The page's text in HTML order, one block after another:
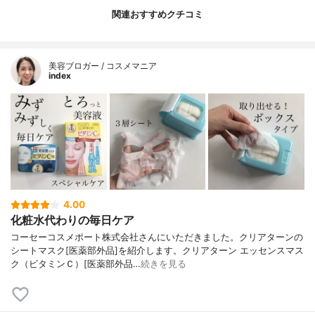
関連おすすめクチコミ
美容ブロガー / コスメマニア
index
4.00
化粧水代わりの毎日ケア
コーセーコスメポート株式会社さんにいただきました。クリアターンの
シートマスク[医薬部外品]を紹介します。クリアターン エッセンスマス
ク（ビタミンＣ）[医薬部外品…続きを見る